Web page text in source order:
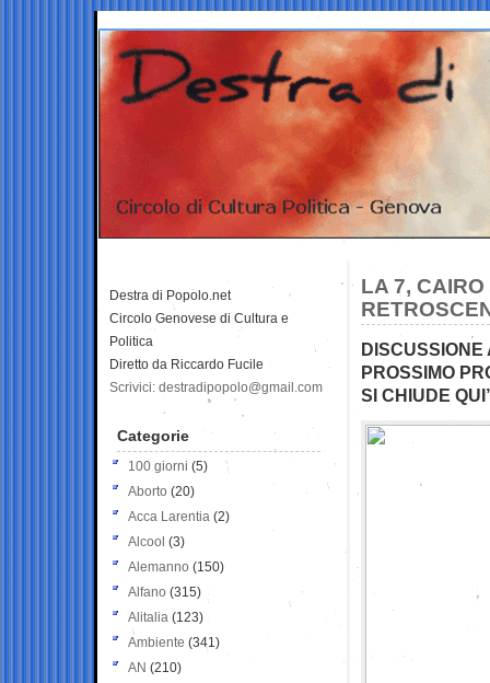
LA 7,
PROSSIMO
SI CHIUDE
Destra di Popolo.net
Circolo Genovese di Cultura e
Politica
Diretto da Riccardo Fucile
Scrivici: destradipopolo@gmail.com
Categorie
100 giorni (5)
Aborto (20)
Acca Larentia (2)
Alcool (3)
Alemanno (150)
Alfano (315)
Alitalia (123)
Ambiente (341)
AN (210)